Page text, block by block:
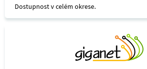
Dostupnost v celém okrese.